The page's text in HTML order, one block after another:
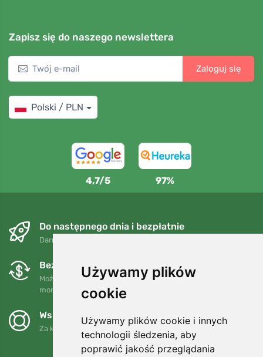
Używamy plików
cookie
Używamy plików cookie i innych
technologii śledzenia, aby
poprawić jakość przeglądania
Zapisz się do naszego newslettera
Zaloguj się
Polski / PLN
4,7/5 97%
Do następnego dnia i bezpłatnie
Darmowa wysyłka dla zamówień powyżej 250 PLN
Bezpłatne wymiany i zwroty
Możesz zwrócić lub wymienić swoje zamówienie w dowolnym
momencie w ciągu 90 dni.
Wspieramy Trees.org
Za każde zamówienie sadzimy drzewo! Czytaj więcej